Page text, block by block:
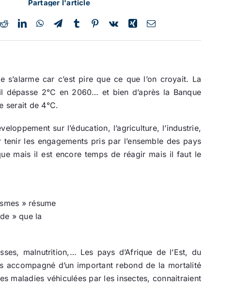
Partager l'article
car c’est pire que ce que l’on croyait. La
2°C en 2060… et bien d’après la Banque
serait de 4°C.
sur l’éducation, l’agriculture, l’industrie,
les engagements pris par l’ensemble des pays
mais il est encore temps de réagir mais il faut le
» résume
» que la
malnutrition,… Les pays d’Afrique de l’Est, du
accompagné d’un important rebond de la mortalité
maladies véhiculées par les insectes, connaitraient